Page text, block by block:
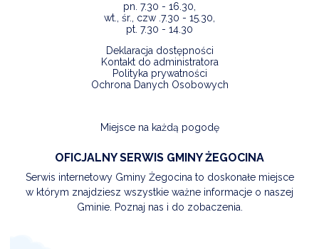
pn. 7.30 - 16.30,
wt., śr., czw .7.30 - 15.30,
pt. 7.30 - 14.30
Deklaracja dostępności
Kontakt do administratora
Polityka prywatności
Ochrona Danych Osobowych
Miejsce na każdą pogodę
OFICJALNY SERWIS GMINY ŻEGOCINA
Serwis internetowy Gminy Żegocina to doskonałe miejsce
w którym znajdziesz wszystkie ważne informacje o naszej
Gminie. Poznaj nas i do zobaczenia.